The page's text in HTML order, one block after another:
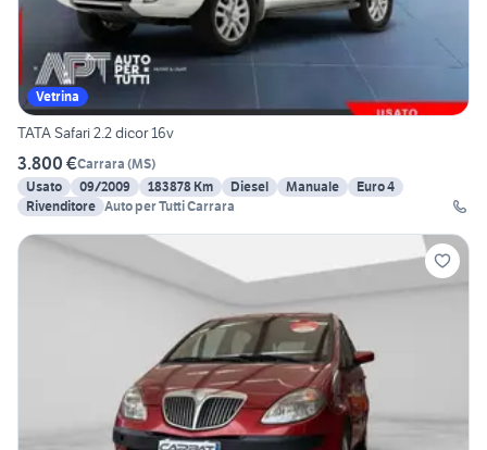
Vetrina
TATA Safari 2.2 dicor 16v
3.800 €Carrara (MS)
Usato
09/2009 183878 Km Diesel Manuale
Euro 4
Rivenditore Auto per Tutti Carrara